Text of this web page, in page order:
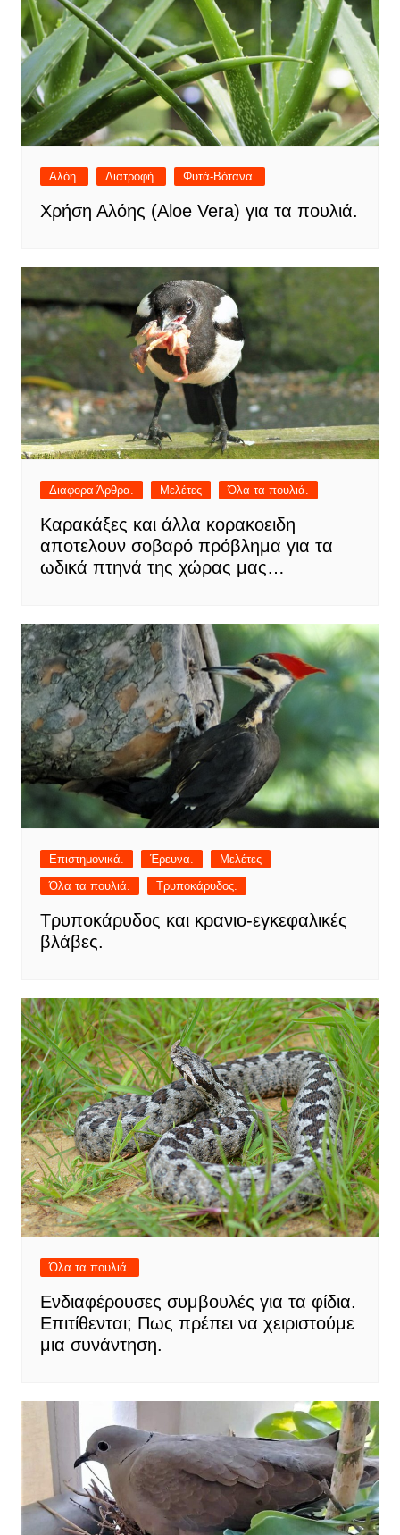
Αλόη. Διατροφή. Φυτά-Βότανα.
Χρήση Αλόης (Aloe Vera) για τα πουλιά.
Διαφορα Άρθρα. Μελέτες Όλα τα πουλιά.
Καρακάξες και άλλα κορακοειδη
αποτελουν σοβαρό πρόβλημα για τα
ωδικά πτηνά της χώρας μας…
Επιστημονικά. Έρευνα.
Μελέτες
Όλα τα πουλιά.
Τρυποκάρυδος.
Τρυποκάρυδος και κρανιο-εγκεφαλικές
βλάβες.
Όλα τα πουλιά.
Ενδιαφέρουσες συμβουλές για τα φίδια.
Επιτίθενται; Πως πρέπει να χειριστούμε
μια συνάντηση.